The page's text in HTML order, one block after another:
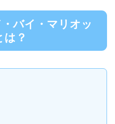
バイ・マリオッ
は？